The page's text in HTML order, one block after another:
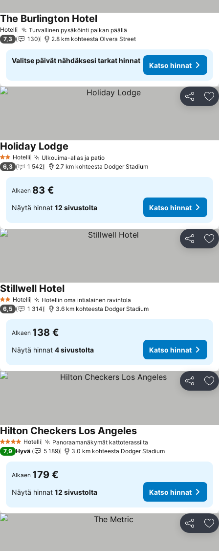
Hotelli Turvallinen pysäköinti paikan päällä
The Burlington Hotel
7,3 130 2.8 km kohteesta Olvera Street
Valitse päivät nähdäksesi tarkat hinnat
Katso hinnat
Jaa
2 Tähtiluokitus
Hotelli Ulkouima-allas ja patio
Holiday Lodge
6,3 1 542 2.7 km kohteesta Dodger Stadium
Alkaen 83 €
Näytä hinnat 12 sivustolta Katso hinnat
Jaa
2 Tähtiluokitus
Hotelli Hotellin oma intialainen ravintola
Stillwell Hotel
6,5 1 314 3.6 km kohteesta Dodger Stadium
Alkaen 138 €
Näytä hinnat 4 sivustolta Katso hinnat
Jaa
4 Tähtiluokitus
Hotelli Panoraamanäkymät kattoterassilta
Hilton Checkers Los Angeles
7,9 Hyvä 5 189 3.0 km kohteesta Dodger Stadium
Alkaen 179 €
Näytä hinnat 12 sivustolta Katso hinnat
Jaa